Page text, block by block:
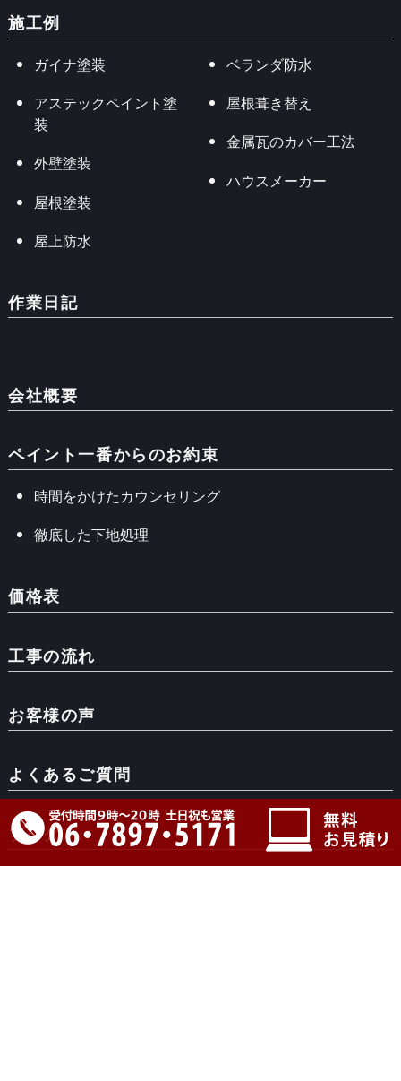
施工例
ガイナ塗装
アステックペイント塗
装
外壁塗装
屋根塗装
屋上防水
ベランダ防水
屋根葺き替え
金属瓦のカバー工法
ハウスメーカー
作業日記
会社概要
ペイント一番からのお約束
時間をかけたカウンセリング
徹底した下地処理
価格表
工事の流れ
お客様の声
よくあるご質問
ブログ